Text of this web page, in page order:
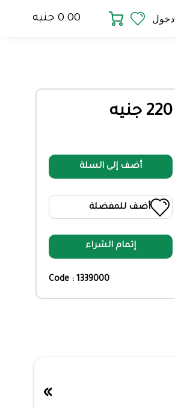
دخول 0.00 جنيه
220 جنيه
أضف إلى السلة
أضف للمفضلة
إتمام الشراء
Code : 1339000
»